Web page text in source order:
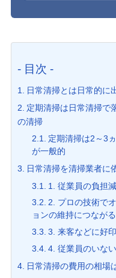
- 目次 -
日常清掃とは日常的に
定期清掃は日常清掃で
の清掃
定期清掃は2～3
が一般的
日常清掃を清掃業者に
1. 従業員の負担
2. プロの技術で
ョンの維持につながる
3. 来客などに好
4. 従業員のいな
日常清掃の費用の相場